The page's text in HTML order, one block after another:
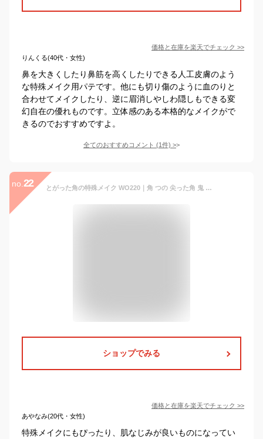
価格と在庫を楽天でチェック >>
りんくる(40代・女性)
鼻を大きくしたり鼻筋を高くしたりできる人工皮膚のよう
な特殊メイク用パテです。他にも切り傷のように血のりと
合わせてメイクしたり、逆に眉消しやしわ隠しもできる変
幻自在の優れものです。立体感のある本格的なメイクがで
きるのでおすすめですよ。
全てのおすすめコメント (1件) >
no. 22 とがった角の特殊メイク WO220｜角 つの 尖った角 鬼 悪魔 悪魔崇拝 STAR WARS スターウォーズ Darth Maul ダースモール スーパーナチュラル 特殊メイク コスプレ 学園祭 ハロウィン 仮装 パーティー 舞台 ホラー シネマシークレット ｜WOOCHIE,Alien Horns
ショップでみる
価格と在庫を楽天でチェック >>
あやなみ(20代・女性)
特殊メイクにもぴったり、肌なじみが良いものになってい